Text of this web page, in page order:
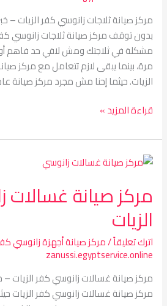
بدون توقف مركز صيانة ثلاجات زانوسي
مشكلة في ثلاجتك ومش لاقي حد فاهم
مرة، بينما يبقى لازم تتعامل مع مركز
الزيات. حيثما إحنا مش مجرد مركز صيانة
قراءة المزيد »
مركز صيانة غسالات
الزيات
اترك تعليقاً/مركز صيانة أجهزة زانوسي
zanussi.egyptservice.online
مركز صيانة غسالات زانوسي كفر الزيات
مركز
غسالات
زانوسي
كفر
الزيات